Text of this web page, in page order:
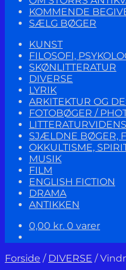
KOMMENDE
SÆLG BØGER
KUNST
FILOSOFI,
SKØNLITTERATUR
DIVERSE
LYRIK
ARKITEKTUR OG
FOTOBØGER /
SJÆLDNE BØGER,
OKKULTISME,
MUSIK
FILM
ENGLISH FICTION
DRAMA
ANTIKKEN
0,00 kr. 0 varer
Forside / DIVERSE /